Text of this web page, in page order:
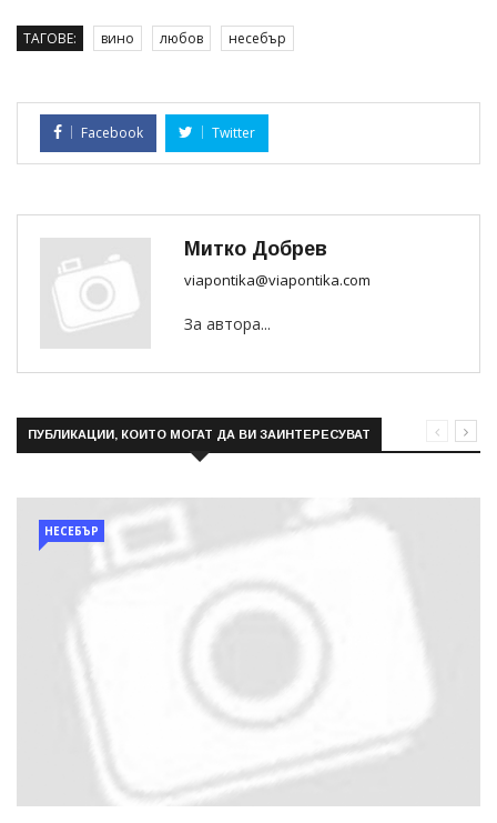
ТАГОВЕ: вино любов несебър
Facebook Twitter
Митко Добрев
viapontika@viapontika.com
За автора...
ПУБЛИКАЦИИ, КОИТО МОГАТ ДА ВИ ЗАИНТЕРЕСУВАТ
НЕСЕБЪР